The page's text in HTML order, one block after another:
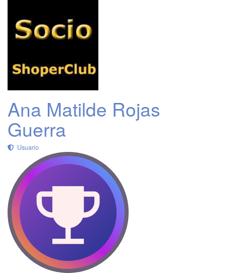
Ana Matilde Rojas
Guerra
Usuario